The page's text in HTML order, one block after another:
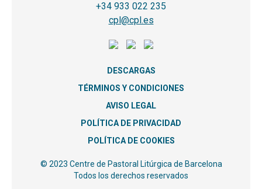
+34 933 022 235
cpl@cpl.es
DESCARGAS
TÉRMINOS Y CONDICIONES
AVISO LEGAL
POLÍTICA DE PRIVACIDAD
POLÍTICA DE COOKIES
© 2023 Centre de Pastoral Litúrgica de Barcelona
Todos los derechos reservados